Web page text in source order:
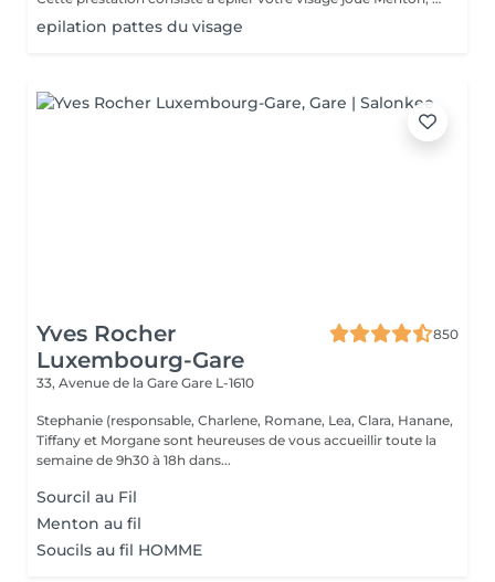
epilation pattes du visage
Yves Rocher
Luxembourg-Gare
850
33, Avenue de la Gare Gare L-1610
Stephanie (responsable, Charlene, Romane, Lea, Clara, Hanane,
Tiffany et Morgane sont heureuses de vous accueillir toute la
semaine de 9h30 à 18h dans...
Sourcil au Fil
Menton au fil
Soucils au fil HOMME